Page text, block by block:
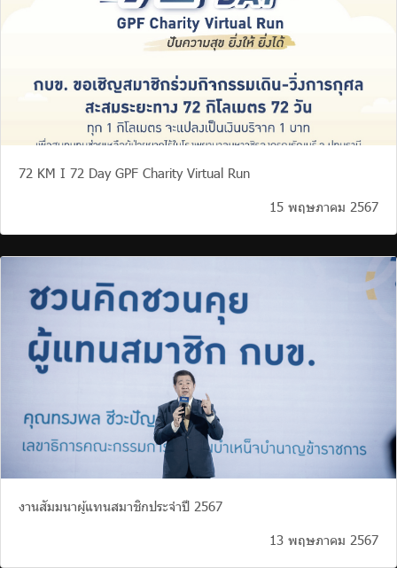
72 KM I 72 Day GPF Charity Virtual Run
15 พฤษภาคม 2567
งานสัมมนาผู้แทนสมาชิกประจำปี 2567
13 พฤษภาคม 2567